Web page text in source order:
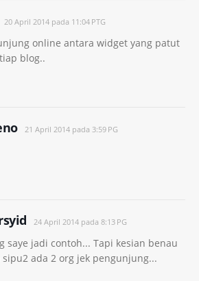
20 April 2014 pada 11:04 PTG
online antara widget yang patut
blog..
21 April 2014 pada 3:59 PG
24 April 2014 pada 8:13 PG
saye jadi contoh... Tapi kesian benau
ada 2 org jek pengunjung...